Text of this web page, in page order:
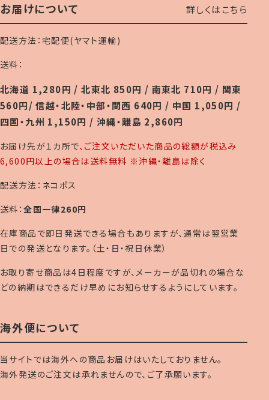
お届けについて 詳しくはこちら
配送方法：宅配便(ヤマト運輸)
送料：
北海道 1,280円 / 北東北 850円 / 南東北 710円 / 関東
560円/ 信越・北陸・中部・関西 640円 / 中国 1,050円 /
四国・九州 1,150円 / 沖縄・離島 2,860円
お届け先が１カ所で、ご注文いただいた商品の総額が税込み
6,600円以上の場合は送料無料 ※沖縄・離島は除く
配送方法：ネコポス
送料：全国一律260円
在庫商品で即日発送できる場合もありますが、通常は翌営業
日での発送となります。（土・日・祝日休業）
お取り寄せ商品は4日程度ですが、メーカーが品切れの場合な
どの納期はできるだけ早めにお知らせするようにしています。
海外便について
当サイトでは海外への商品お届けはいたしておりません。
海外発送のご注文は承れませんので、ご了承願います。